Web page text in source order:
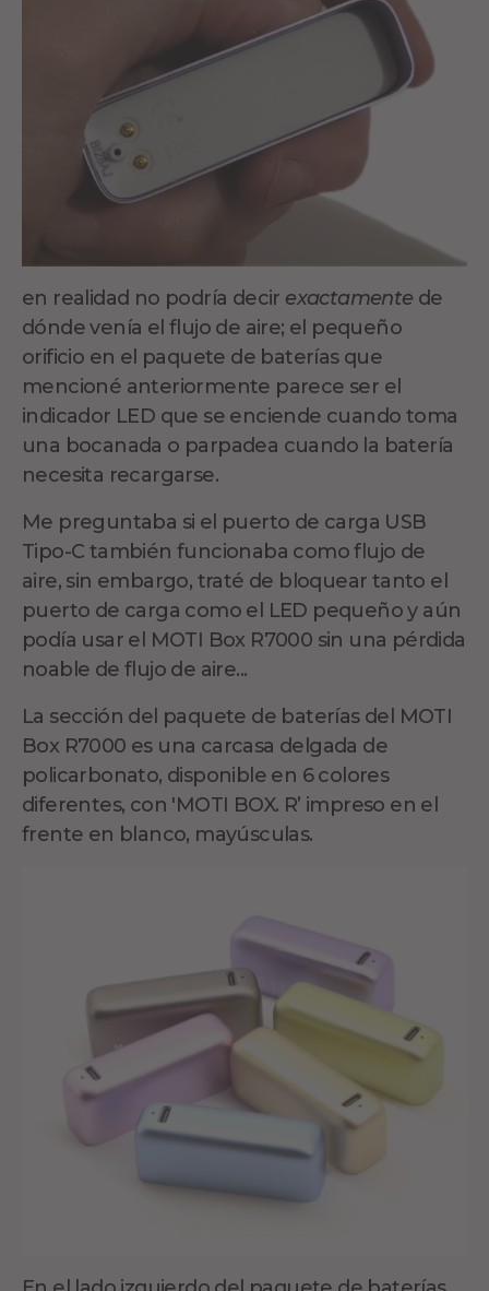
en realidad no podría decir exactamente de
dónde venía el flujo de aire; el pequeño
orificio en el paquete de baterías que
mencioné anteriormente parece ser el
indicador LED que se enciende cuando toma
una bocanada o parpadea cuando la batería
necesita recargarse.
Me preguntaba si el puerto de carga USB
Tipo-C también funcionaba como flujo de
aire, sin embargo, traté de bloquear tanto el
puerto de carga como el LED pequeño y aún
podía usar el MOTI Box R7000 sin una pérdida
noable de flujo de aire...
La sección del paquete de baterías del MOTI
Box R7000 es una carcasa delgada de
policarbonato, disponible en 6 colores
diferentes, con 'MOTI BOX. R’ impreso en el
frente en blanco, mayúsculas.